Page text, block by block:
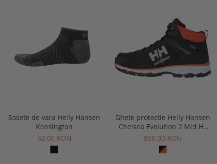
Echipamente muncitori ferma
Echipamente veterinari
Echipamente mulgatori
Casti si antifoane protectie
Sosete de vara Helly Hansen
Kensington
63,00 RON
Ghete protectie Helly Hansen
Chelsea Evolution 2 Mid HT
Soft Toe, O2, HRO, SRC, ESD
850,00 RON